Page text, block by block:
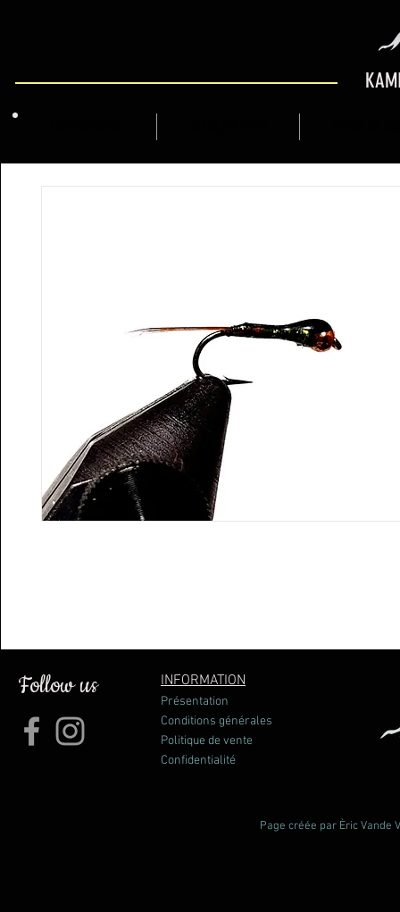
Follow us INFORMATION
Présentation
Conditions générales
Politique de vente
Confidentialité
Page créée par Èric Vande